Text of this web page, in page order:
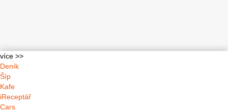
více >>
Deník
Šíp
Kafe
iReceptář
Cars